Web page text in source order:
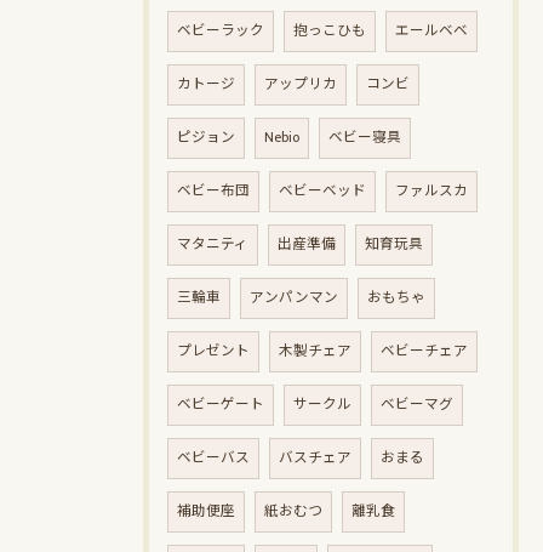
ベビーラック 抱っこひも エールベベ
カトージ アップリカ コンビ
ピジョン Nebio ベビー寝具
ベビー布団 ベビーベッド ファルスカ
マタニティ 出産準備 知育玩具
三輪車 アンパンマン おもちゃ
プレゼント 木製チェア ベビーチェア
ベビーゲート サークル ベビーマグ
ベビーバス バスチェア おまる
補助便座 紙おむつ 離乳食